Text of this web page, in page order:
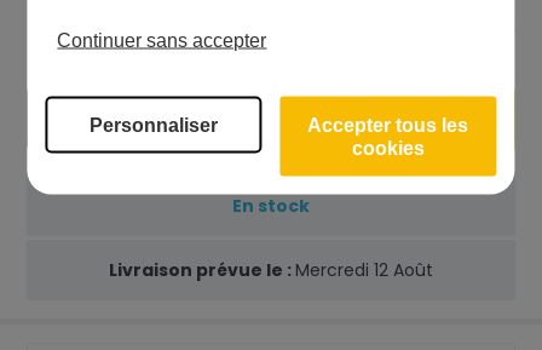
€
+
-
Ajouter au panier
En stock
Livraison prévue le : Mercredi 12 Août
Continuer sans accepter
Personnaliser
Accepter tous les
cookies